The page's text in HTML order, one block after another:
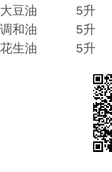
大豆油 5
调和油 5
花生油 5